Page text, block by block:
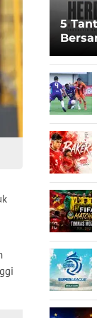
5
Juara